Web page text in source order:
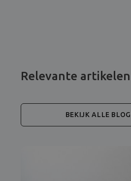
Relevante artikelen
BEKIJK ALLE